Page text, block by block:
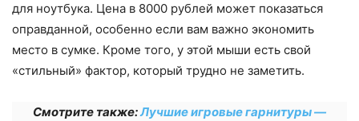
для ноутбука. Цена в 8000 рублей может показаться
оправданной, особенно если вам важно экономить
место в сумке. Кроме того, у этой мыши есть свой
«стильный» фактор, который трудно не заметить.
Смотрите также:Лучшие игровые гарнитуры —